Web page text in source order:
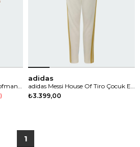
adidas Entrada 26 Çocuk Eşofman Altı
adidas
adidas Messi House Of Tiro Çocuk Eşofman Altı
₺3.399,00
1